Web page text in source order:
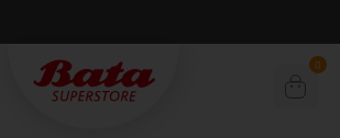
met Klarna 0